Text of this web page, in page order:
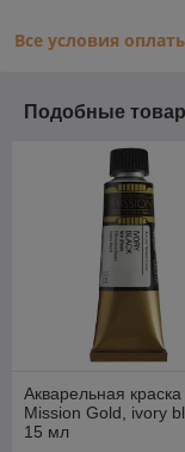
Все условия
Подобные
Акварельная краска
Mission Gold, ivory
15 мл